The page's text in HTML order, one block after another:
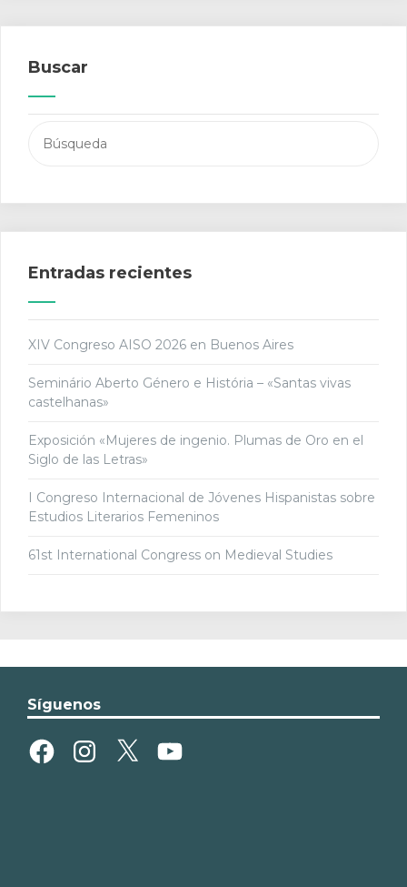
Buscar
Entradas recientes
XIV Congreso AISO 2026 en Buenos Aires
Seminário Aberto Género e História – «Santas vivas
castelhanas»
Exposición «Mujeres de ingenio. Plumas de Oro en el
Siglo de las Letras»
I Congreso Internacional de Jóvenes Hispanistas sobre
Estudios Literarios Femeninos
61st International Congress on Medieval Studies
Síguenos
FacebookInstagram
X YouTube